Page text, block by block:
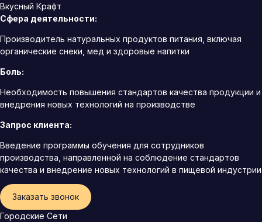
Вкусный Крафт
Сфера деятельности:
Производитель натуральных продуктов питания, включая
органические снеки, мед и здоровые напитки
Боль:
Необходимость повышения стандартов качества продукции и
внедрения новых технологий на производстве
Запрос клиента:
Введение программы обучения для сотрудников
производства, направленной на соблюдение стандартов
качества и внедрение новых технологий в пищевой индустрии
Заказать звонок
Городские Сети